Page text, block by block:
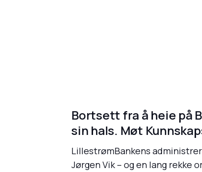
Bortsett fra å heie på
sin hals. Møt
LillestrømBankens
Jørgen Vik – og en lang rekke